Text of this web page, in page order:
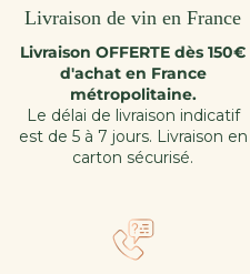
Livraison de vin en France
Livraison OFFERTE dès 150€
d'achat en France
métropolitaine.
Le délai de livraison indicatif
est de 5 à 7 jours. Livraison en
carton sécurisé.